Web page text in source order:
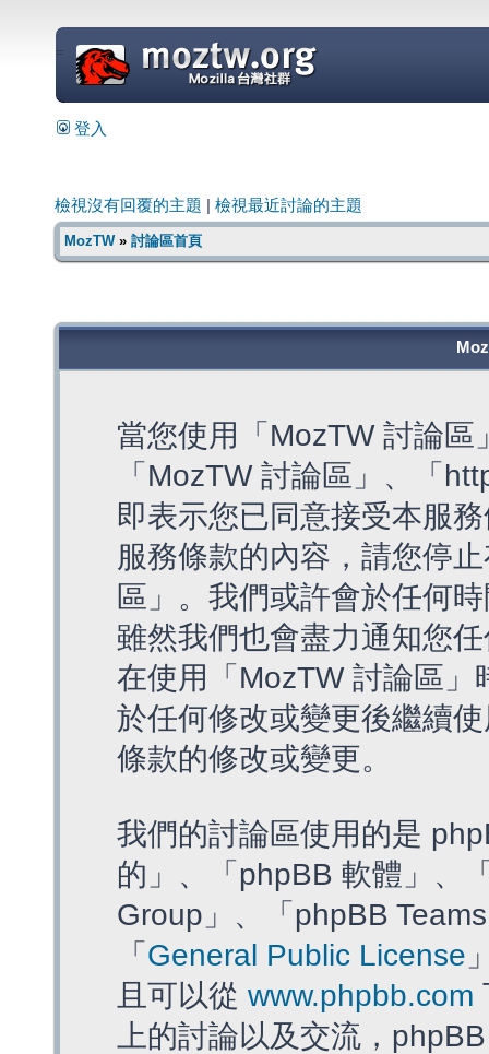
=
登入
檢視沒有回覆的主題 檢視最近討論的主題
MozTW» 討論區首頁
當您使用「MozTW 討論
「MozTW 討論區」、「
即表示您已同意接受本服
服務條款的內容，請您停
區」。我們或許會於任何
雖然我們也會盡力通知您
在使用「MozTW 討論區
於任何修改或變更後繼續
條款的修改或變更。
我們的討論區使用的是
的」、「phpBB 軟體」、
Group」、「phpBB
「 General Public License
且可以從 www.phpbb.com
上的討論以及交流，